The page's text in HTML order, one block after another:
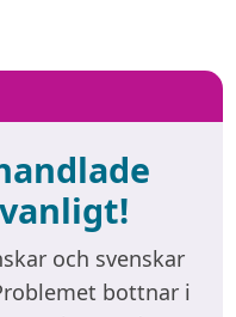
och svenskar
bottnar i